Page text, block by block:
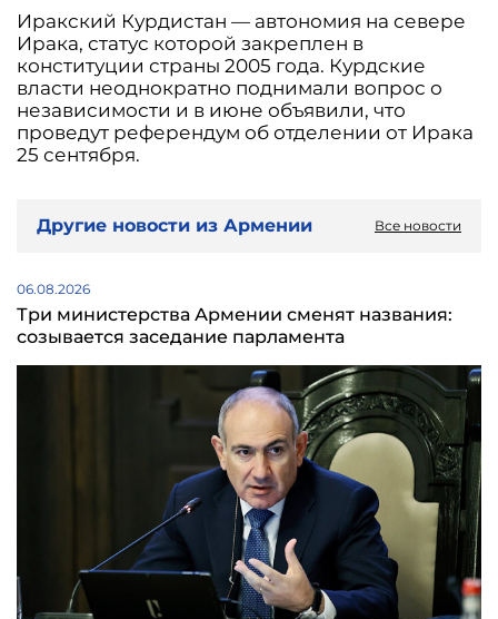
Иракский Курдистан — автономия на севере
Ирака, статус которой закреплен в
конституции страны 2005 года. Курдские
власти неоднократно поднимали вопрос о
независимости и в июне объявили, что
проведут референдум об отделении от Ирака
25 сентября.
Другие новости из Армении Все новости
06.08.2026
Три министерства Армении сменят названия:
созывается заседание парламента